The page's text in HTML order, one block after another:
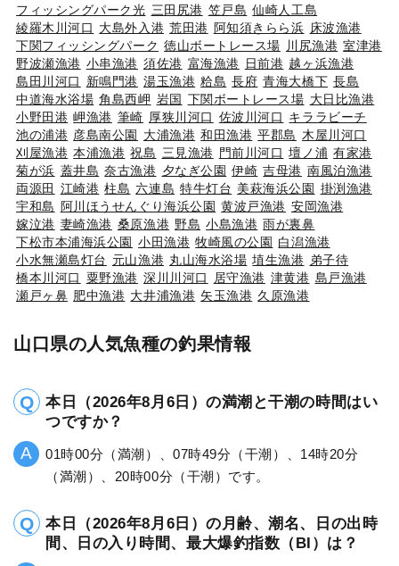
フィッシングパーク光 三田尻港 笠戸島 仙崎人工島
綾羅木川河口 大島外入港 荒田港 阿知須きらら浜 床波漁港
下関フィッシングパーク 徳山ボートレース場 川尻漁港 室津港
野波瀬漁港 小串漁港 須佐港 富海漁港 日前港 越ヶ浜漁港
島田川河口
新鳴門港 湯玉漁港 粭島 長府 青海大橋下 長島
中道海水浴場 角島西岬 岩国 下関ボートレース場 大日比漁港
小野田港 岬漁港 筆崎 厚狭川河口 佐波川河口 キララビーチ
池の浦港 彦島南公園 大浦漁港 和田漁港 平郡島 木屋川河口
刈屋漁港 本浦漁港 祝島 三見漁港 門前川河口 壇ノ浦 有家港
菊が浜 蓋井島 奈古漁港 夕なぎ公園 伊崎 吉母港 南風泊漁港
両源田 江崎港 柱島 六連島 特牛灯台 美萩海浜公園 掛渕漁港
宇和島 阿川ほうせんぐり海浜公園 黄波戸漁港 安岡漁港
嫁泣港 妻崎漁港 桑原漁港 野島 小島漁港 雨が裏鼻
下松市本浦海浜公園 小田漁港 牧崎風の公園 白潟漁港
小水無瀬島灯台 元山漁港 丸山海水浴場 埴生漁港 弟子待
橋本川河口 粟野漁港 深川川河口 居守漁港 津黄港 島戸漁港
瀬戸ヶ鼻 肥中漁港 大井浦漁港 矢玉漁港 久原漁港
山口県の人気魚種の釣果情報
本日（2026年8月6日）の満潮と干潮の時間はい
つですか？
01時00分（満潮）、07時49分（干潮）、14時20分
（満潮）、20時00分（干潮）です。
本日（2026年8月6日）の月齢、潮名、日の出時
間、日の入り時間、最大爆釣指数（BI）は？